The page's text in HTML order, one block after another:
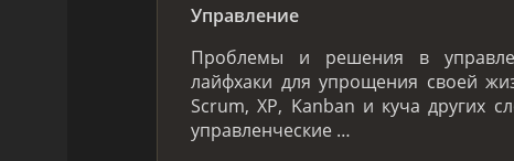
Управление
Проблемы и решения в
лайфхаки для упрощения своей
Scrum, XP, Kanban и куча других
управленческие …